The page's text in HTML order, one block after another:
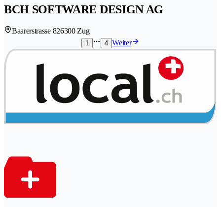
BCH SOFTWARE DESIGN AG
Baarerstrasse 826300 Zug
1 4 Weiter